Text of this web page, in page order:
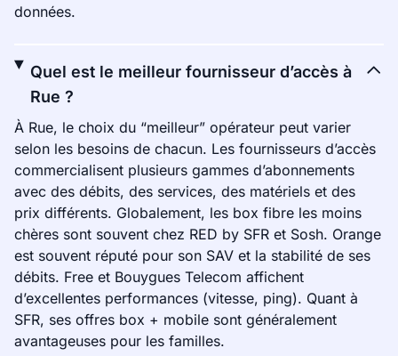
données.
Quel est le meilleur fournisseur d’accès à
Rue ?
À Rue, le choix du “meilleur” opérateur peut varier
selon les besoins de chacun. Les fournisseurs d’accès
commercialisent plusieurs gammes d’abonnements
avec des débits, des services, des matériels et des
prix différents. Globalement, les box fibre les moins
chères sont souvent chez RED by SFR et Sosh. Orange
est souvent réputé pour son SAV et la stabilité de ses
débits. Free et Bouygues Telecom affichent
d’excellentes performances (vitesse, ping). Quant à
SFR, ses offres box + mobile sont généralement
avantageuses pour les familles.